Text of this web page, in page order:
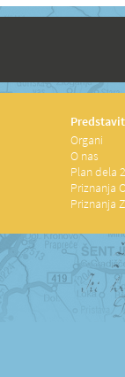
Organi
O nas
Plan dela
Priznanja
Priznanja